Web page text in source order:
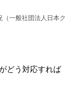
一般社団法人日本ク
どう対応すれば